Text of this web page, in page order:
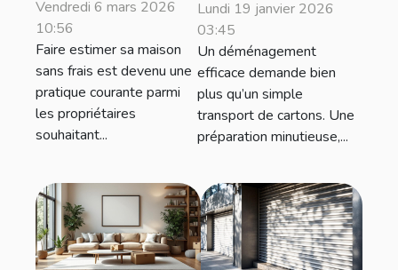
frais : quels
avantages
pour les
propriétaires ?
Vendredi 6 mars 2026
10:56
Faire estimer sa maison
sans frais est devenu une
pratique courante parmi
les propriétaires
souhaitant...
votre
déménagement
: astuces clés
Lundi 19 janvier 2026
03:45
Un déménagement
efficace demande bien
plus qu’un simple
transport de cartons. Une
préparation minutieuse,...